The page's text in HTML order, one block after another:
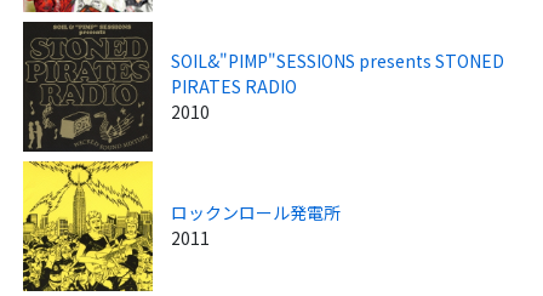
SOIL&"PIMP"SESSIONS presents STONED
PIRATES RADIO
2010
ロックンロール発電所
2011